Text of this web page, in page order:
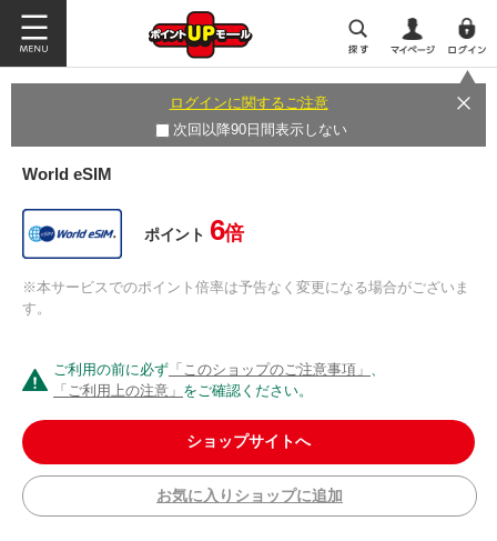
ログインに関するご注意
次回以降90日間表示しない
World eSIM
ポイント 6倍
※本サービスでのポイント倍率は予告なく変更になる場合がございま
す。
ご利用の前に必ず 「このショップのご注意事項」 、
「ご利用上の注意」 をご確認ください。
ショップサイトへ
お気に入りショップに追加